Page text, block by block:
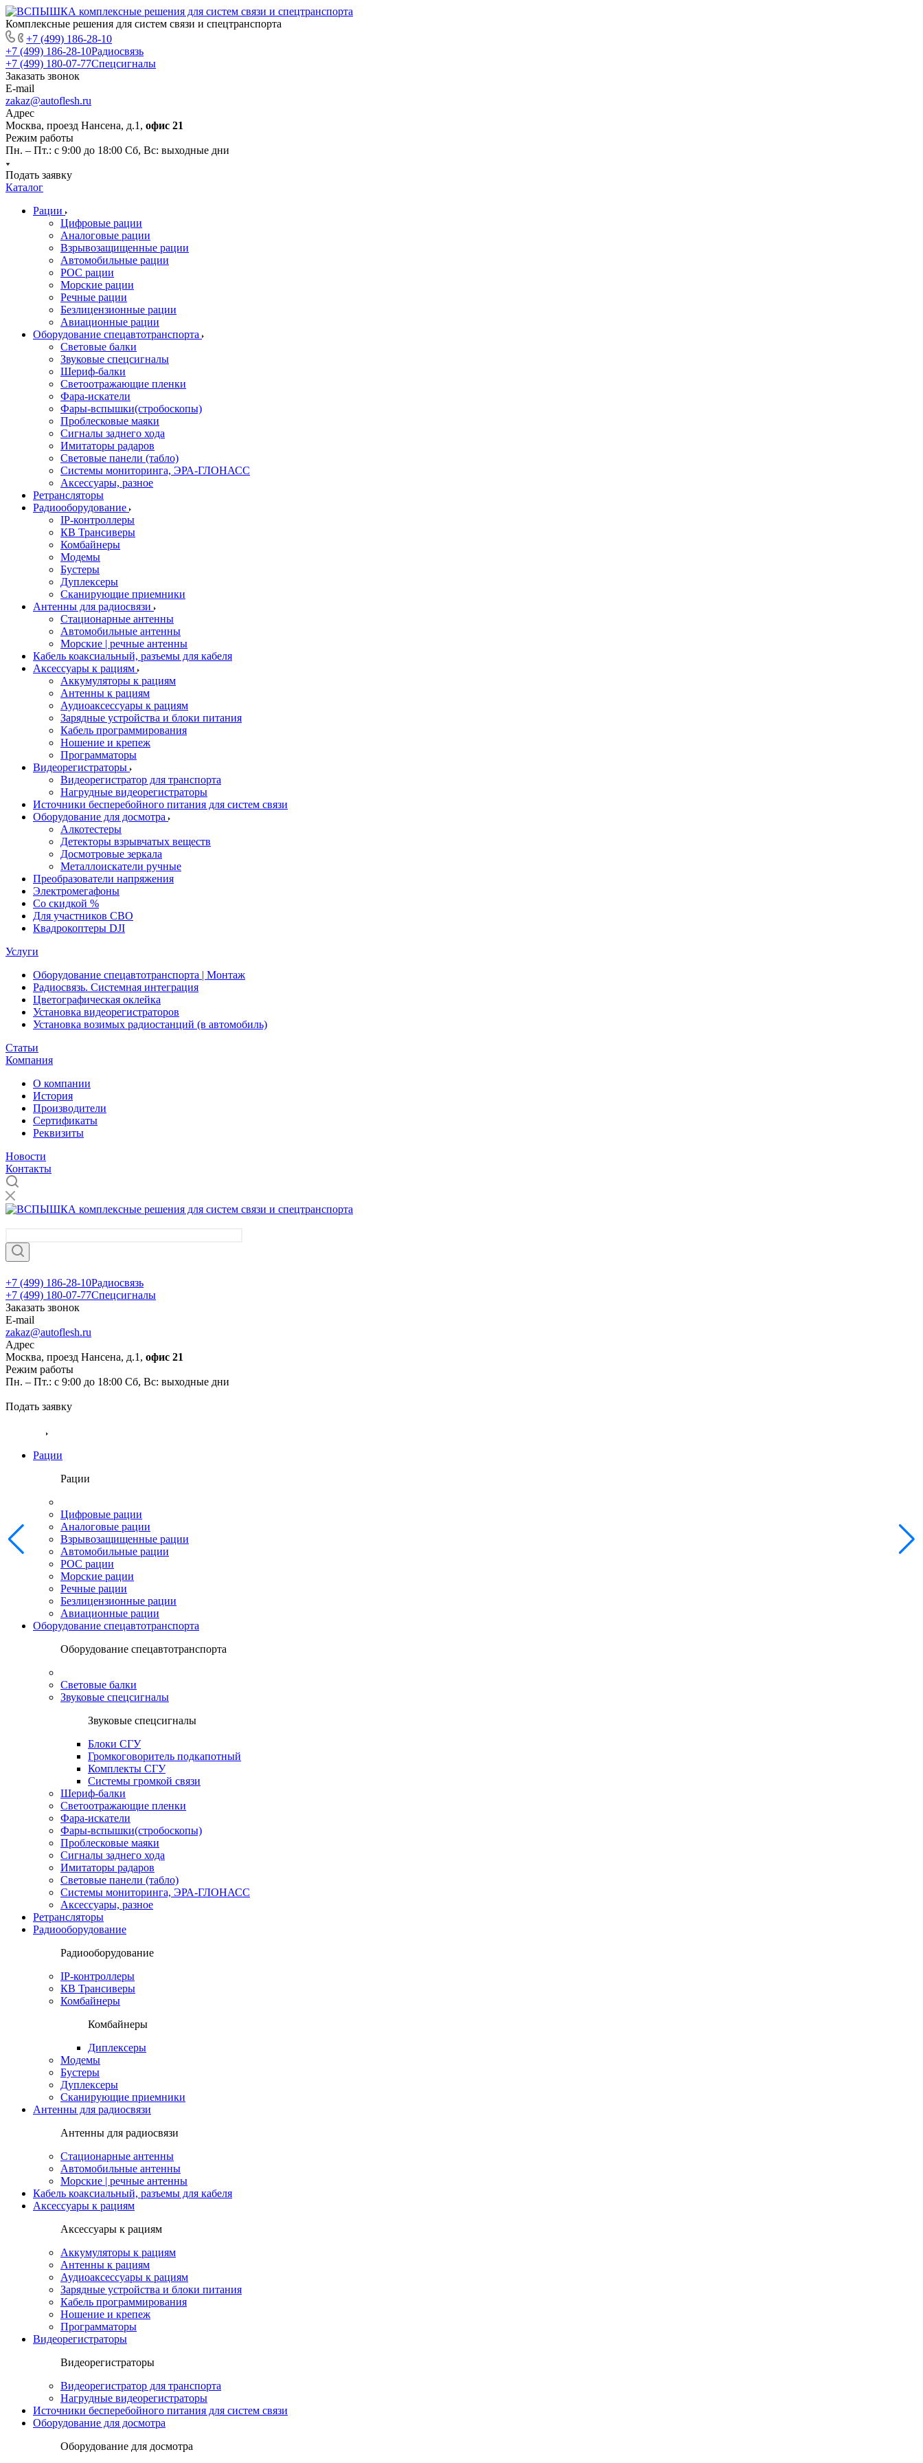
Комплексные решения для систем связи и спецтранспорта
+7 (499) 186-28-10
+7 (499) 186-28-10Радиосвязь
+7 (499) 180-07-77Спецсигналы
Заказать звонок
E-mail
zakaz@autoflesh.ru
Адрес
Москва, проезд Нансена, д.1, офис 21
Режим работы
Пн. – Пт.: с 9:00 до 18:00 Cб, Вс: выходные дни
Подать заявку
Каталог
Рации
Цифровые рации
Аналоговые рации
Взрывозащищенные рации
Автомобильные рации
POC рации
Морские рации
Речные рации
Безлицензионные рации
Авиационные рации
Оборудование спецавтотранспорта
Световые балки
Звуковые спецсигналы
Шериф-балки
Светоотражающие пленки
Фара-искатели
Фары-вспышки(стробоскопы)
Проблесковые маяки
Сигналы заднего хода
Имитаторы радаров
Световые панели (табло)
Системы мониторинга, ЭРА-ГЛОНАСС
Аксессуары, разное
Ретрансляторы
Радиооборудование
IP-контроллеры
КВ Трансиверы
Комбайнеры
Модемы
Бустеры
Дуплексеры
Сканирующие приемники
Антенны для радиосвязи
Стационарные антенны
Автомобильные антенны
Морские | речные антенны
Кабель коаксиальный, разъемы для кабеля
Аксессуары к рациям
Аккумуляторы к рациям
Антенны к рациям
Аудиоаксессуары к рациям
Зарядные устройства и блоки питания
Кабель программирования
Ношение и крепеж
Программаторы
Видеорегистраторы
Видеорегистратор для транспорта
Нагрудные видеорегистраторы
Источники бесперебойного питания для систем связи
Оборудование для досмотра
Алкотестеры
Детекторы взрывчатых веществ
Досмотровые зеркала
Металлоискатели ручные
Преобразователи напряжения
Электромегафоны
Со скидкой %
Для участников СВО
Квадрокоптеры DJI
Услуги
Оборудование спецавтотранспорта | Монтаж
Радиосвязь. Системная интеграция
Цветографическая оклейка
Установка видеорегистраторов
Установка возимых радиостанций (в автомобиль)
Статьи
Компания
О компании
История
Производители
Сертификаты
Реквизиты
Новости
Контакты
+7 (499) 186-28-10Радиосвязь
+7 (499) 180-07-77Спецсигналы
Заказать звонок
E-mail
zakaz@autoflesh.ru
Адрес
Москва, проезд Нансена, д.1, офис 21
Режим работы
Пн. – Пт.: с 9:00 до 18:00 Cб, Вс: выходные дни
Подать заявку
Рации
Рации
Цифровые рации
Аналоговые рации
Взрывозащищенные рации
Автомобильные рации
POC рации
Морские рации
Речные рации
Безлицензионные рации
Авиационные рации
Оборудование спецавтотранспорта
Оборудование спецавтотранспорта
Световые балки
Звуковые спецсигналы
Звуковые спецсигналы
Блоки СГУ
Громкоговоритель подкапотный
Комплекты СГУ
Системы громкой связи
Шериф-балки
Светоотражающие пленки
Фара-искатели
Фары-вспышки(стробоскопы)
Проблесковые маяки
Сигналы заднего хода
Имитаторы радаров
Световые панели (табло)
Системы мониторинга, ЭРА-ГЛОНАСС
Аксессуары, разное
Ретрансляторы
Радиооборудование
Радиооборудование
IP-контроллеры
КВ Трансиверы
Комбайнеры
Комбайнеры
Диплексеры
Модемы
Бустеры
Дуплексеры
Сканирующие приемники
Антенны для радиосвязи
Антенны для радиосвязи
Стационарные антенны
Автомобильные антенны
Морские | речные антенны
Кабель коаксиальный, разъемы для кабеля
Аксессуары к рациям
Аксессуары к рациям
Аккумуляторы к рациям
Антенны к рациям
Аудиоаксессуары к рациям
Зарядные устройства и блоки питания
Кабель программирования
Ношение и крепеж
Программаторы
Видеорегистраторы
Видеорегистраторы
Видеорегистратор для транспорта
Нагрудные видеорегистраторы
Источники бесперебойного питания для систем связи
Оборудование для досмотра
Оборудование для досмотра